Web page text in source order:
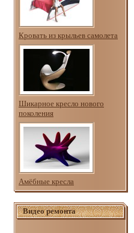
Кровать из крыльев самолета
Шикарное кресло нового
поколения
Амёбные кресла
Видео ремонта